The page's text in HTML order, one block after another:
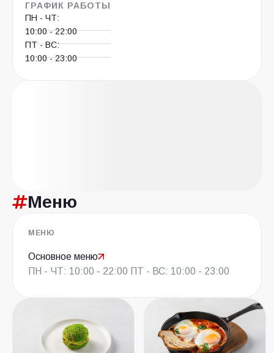
ГРАФИК РАБОТЫ
ПН - ЧТ:
10:00 - 22:00
ПТ - ВС:
10:00 - 23:00
Меню
МЕНЮ
Основное меню
ПН - ЧТ: 10:00 - 22:00 ПТ - ВС: 10:00 - 23:00